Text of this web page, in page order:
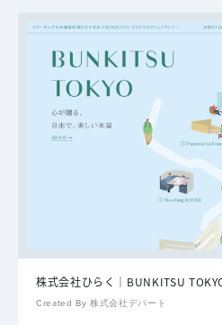
株式会社ひらく｜BUNKITSU
Created By 株式会社デパート